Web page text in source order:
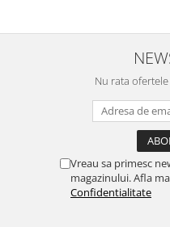
Lapte bio si bauturi vegetale
Sucuri din fructe si legume
Superalimente
Pudre proteice bio
Uleiuri, grasimi si otet
Grasimi bio
Nu rata
Vreau sa primesc
magazinului. Afla
Confidentialitate